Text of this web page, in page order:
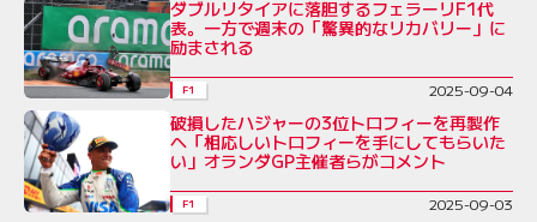
ダブルリタイアに落胆するフェラーリF1代
表。一方で週末の「驚異的なリカバリー」に
励まされる
F1 2025-09-04
破損したハジャーの3位トロフィーを再製作
へ「相応しいトロフィーを手にしてもらいた
い」オランダGP主催者らがコメント
F1 2025-09-03